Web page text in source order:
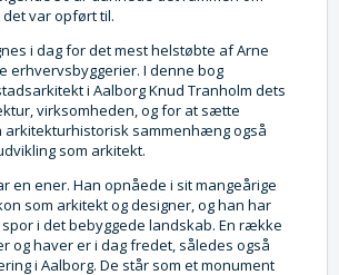
var opført til.
i dag for det mest helstøbte af Arne
erhvervsbyggerier. I denne bog
i Aalborg Knud Tranholm dets
virksomheden, og for at sætte
arkitekturhistorisk sammenhæng også
som arkitekt.
en ener. Han opnåede i sit mangeårige
som arkitekt og designer, og han har
i det bebyggede landskab. En række
og haver er i dag fredet, således også
i Aalborg. De står som et monument